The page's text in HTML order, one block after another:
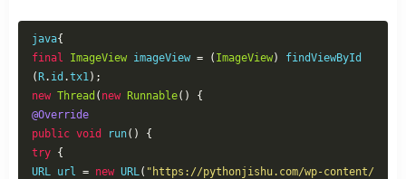
java{
final
ImageView imageView = ( ImageView)
findViewById
( R. id .tx1);
new Thread ( new Runnable()
{
@Override
public void run()
{
try {
URL url = new URL( "https://pythonjishu.com/wp-content/